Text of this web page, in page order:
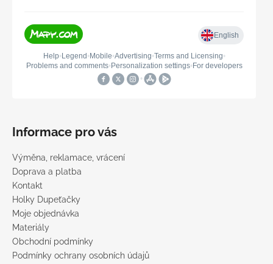
Informace pro vás
Výměna, reklamace, vrácení
Doprava a platba
Kontakt
Holky Dupeťačky
Moje objednávka
Materiály
Obchodní podmínky
Podmínky ochrany osobních údajů